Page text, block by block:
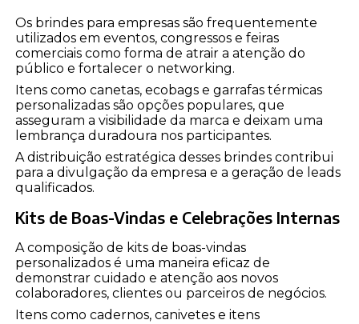
Os brindes para empresas são frequentemente
utilizados em eventos, congressos e feiras
comerciais como forma de atrair a atenção do
público e fortalecer o networking.
Itens como canetas, ecobags e garrafas térmicas
personalizadas são opções populares, que
asseguram a visibilidade da marca e deixam uma
lembrança duradoura nos participantes.
A distribuição estratégica desses brindes contribui
para a divulgação da empresa e a geração de leads
qualificados.
Kits de Boas-Vindas e Celebrações Internas
A composição de kits de boas-vindas
personalizados é uma maneira eficaz de
demonstrar cuidado e atenção aos novos
colaboradores, clientes ou parceiros de negócios.
Itens como cadernos, canivetes e itens